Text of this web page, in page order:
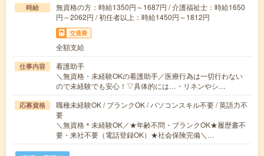
時給
無資格の方：時給1350円～1687円 / 介護福祉士：時給1650
円～2062円 / 初任者以上：時給1450円～1812円
交通費
全額支給
仕事内容
看護助手
＼無資格・未経験OKの看護助手／医療行為は一切行わない
ので未経験でも安心！▽具体的には…・リネンやシ…
応募資格
職種未経験OK / ブランクOK / パソコンスキル不要 / 英語力不
要
＼無資格＊未経験OK／★年齢不問・ブランクOK★履歴書不
要・来社不要（電話登録OK）★社会保険完備＼…